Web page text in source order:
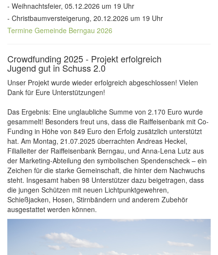
- Weihnachtsfeier, 05.12.2026 um 19 Uhr
- Christbaumversteigerung, 20.12.2026 um 19 Uhr
Termine Gemeinde Berngau 2026
Crowdfunding 2025 - Projekt erfolgreich
Jugend gut in Schuss 2.0
Unser Projekt wurde wieder erfolgreich abgeschlossen! Vielen
Dank für Eure Unterstützungen!
Das Ergebnis: Eine unglaubliche Summe von 2.170 Euro wurde
gesammelt! Besonders freut uns, dass die Raiffeisenbank mit Co-
Funding in Höhe von 849 Euro den Erfolg zusätzlich unterstützt
hat. Am Montag, 21.07.2025 überrachten Andreas Heckel,
Filialleiter der Raiffeisenbank Berngau, und Anna-Lena Lutz aus
der Marketing-Abteilung den symbolischen Spendenscheck – ein
Zeichen für die starke Gemeinschaft, die hinter dem Nachwuchs
steht. Insgesamt haben 98 Unterstützer dazu beigetragen, dass
die jungen Schützen mit neuen Lichtpunktgewehren,
Schießjacken, Hosen, Stirnbändern und anderem Zubehör
ausgestattet werden können.